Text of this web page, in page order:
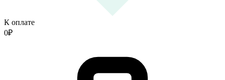
К оплате
0₽